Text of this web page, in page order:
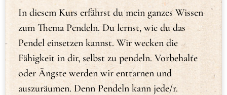
In diesem Kurs erfährst du mein ganzes Wissen
zum Thema Pendeln. Du lernst, wie du das
Pendel einsetzen kannst. Wir wecken die
Fähigkeit in dir, selbst zu pendeln. Vorbehalte
oder Ängste werden wir enttarnen und
auszuräumen. Denn Pendeln kann jede/r.